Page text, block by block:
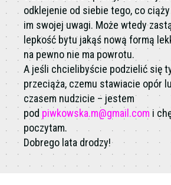
odklejenie od siebie tego, co
im swojej uwagi. Może wtedy
lepkość bytu jakąś nową formą
na pewno nie ma powrotu.
A jeśli chcielibyście podzielić się
przeciąża, czemu stawiacie opór
czasem nudzicie – jestem
pod piwkowska.m@gmail.com i
poczytam.
Dobrego lata drodzy!